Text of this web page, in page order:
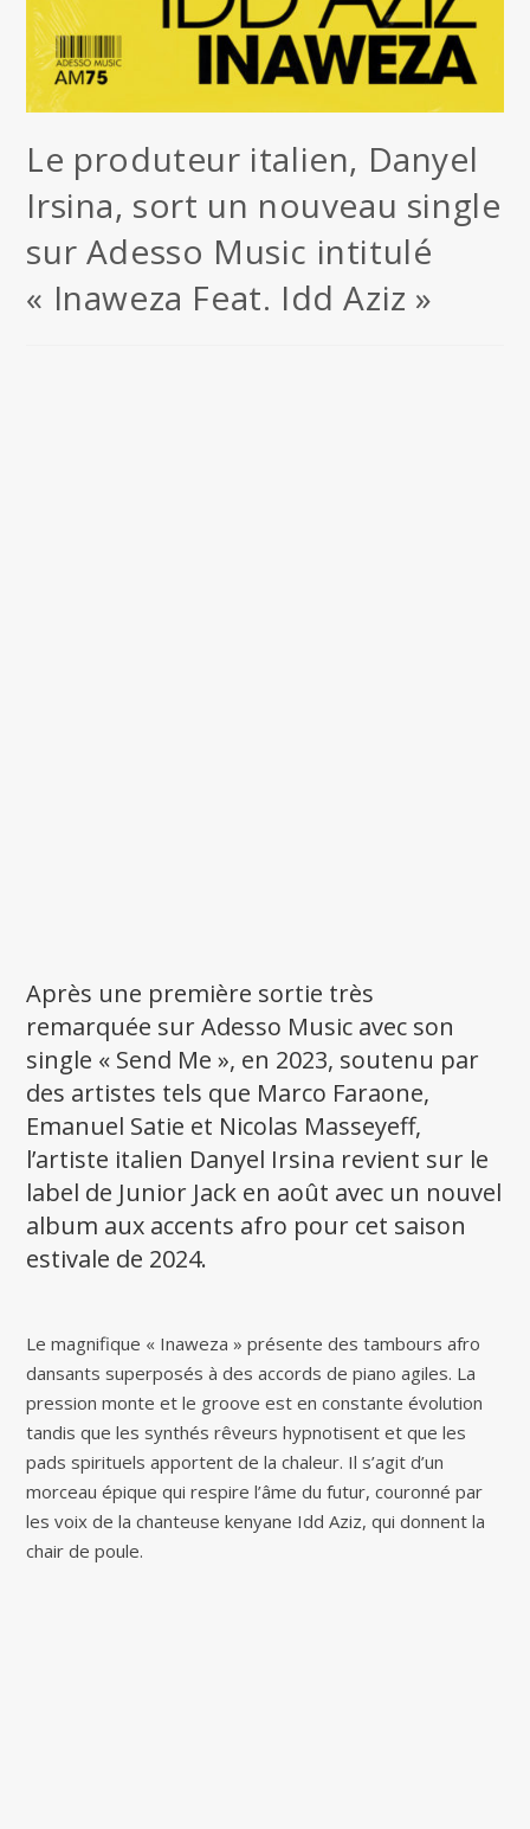
Le produteur italien, Danyel
Irsina, sort un nouveau single
sur Adesso Music intitulé
« Inaweza Feat. Idd Aziz »
Après une première sortie très
remarquée sur Adesso Music avec son
single « Send Me », en 2023, soutenu par
des artistes tels que Marco Faraone,
Emanuel Satie et Nicolas Masseyeff,
l’artiste italien Danyel Irsina revient sur le
label de Junior Jack en août avec un nouvel
album aux accents afro pour cet saison
estivale de 2024.
Le magnifique « Inaweza » présente des tambours afro
dansants superposés à des accords de piano agiles. La
pression monte et le groove est en constante évolution
tandis que les synthés rêveurs hypnotisent et que les
pads spirituels apportent de la chaleur. Il s’agit d’un
morceau épique qui respire l’âme du futur, couronné par
les voix de la chanteuse kenyane Idd Aziz, qui donnent la
chair de poule.